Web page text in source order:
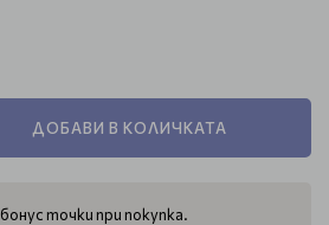
ДОБАВИ В КОЛИЧКАТА
бонус точки при покупка.